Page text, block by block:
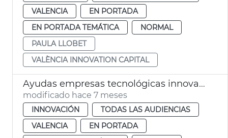
VALENCIA
EN PORTADA
EN PORTADA TEMÁTICA
NORMAL
PAULA LLOBET
VALÈNCIA INNOVATION CAPITAL
Ayudas empresas tecnológicas innovadoras
modificado hace 7 meses
INNOVACIÓN
TODAS LAS AUDIENCIAS
VALENCIA
EN PORTADA